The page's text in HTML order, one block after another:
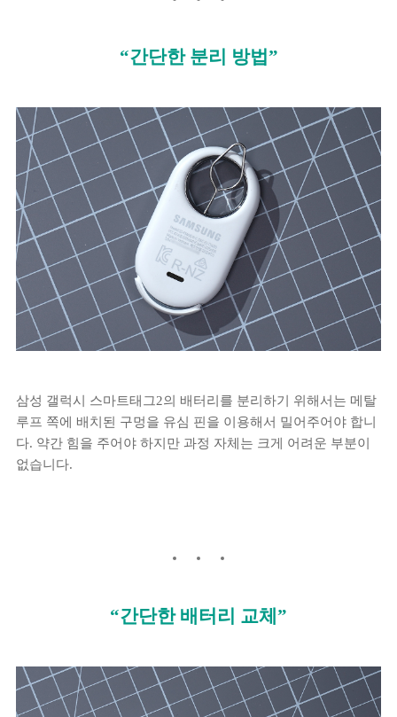
“간단한 분리 방법”
삼성 갤럭시 스마트태그2의 배터리를 분리하기 위해서는 메탈
루프 쪽에 배치된 구멍을 유심 핀을 이용해서 밀어주어야 합니
다. 약간 힘을 주어야 하지만 과정 자체는 크게 어려운 부분이
없습니다.
“간단한 배터리 교체”